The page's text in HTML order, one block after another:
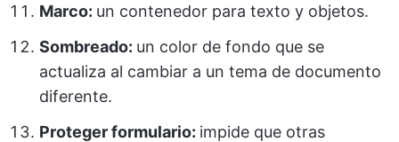
Marco: un contenedor para texto y objetos.
Sombreado: un color de fondo que se
actualiza al cambiar a un tema de documento
diferente.
Proteger formulario: impide que otras